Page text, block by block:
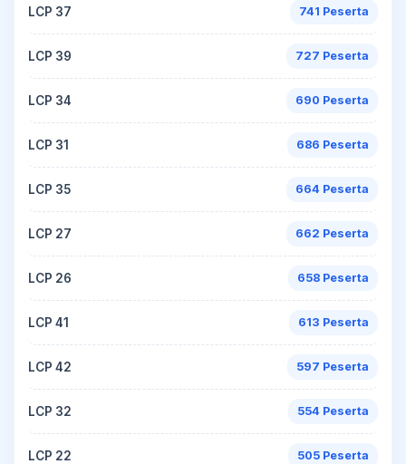
LCP 37 741 Peserta
LCP 39 727 Peserta
LCP 34 690 Peserta
LCP 31 686 Peserta
LCP 35 664 Peserta
LCP 27 662 Peserta
LCP 26 658 Peserta
LCP 41 613 Peserta
LCP 42 597 Peserta
LCP 32 554 Peserta
LCP 22 505 Peserta